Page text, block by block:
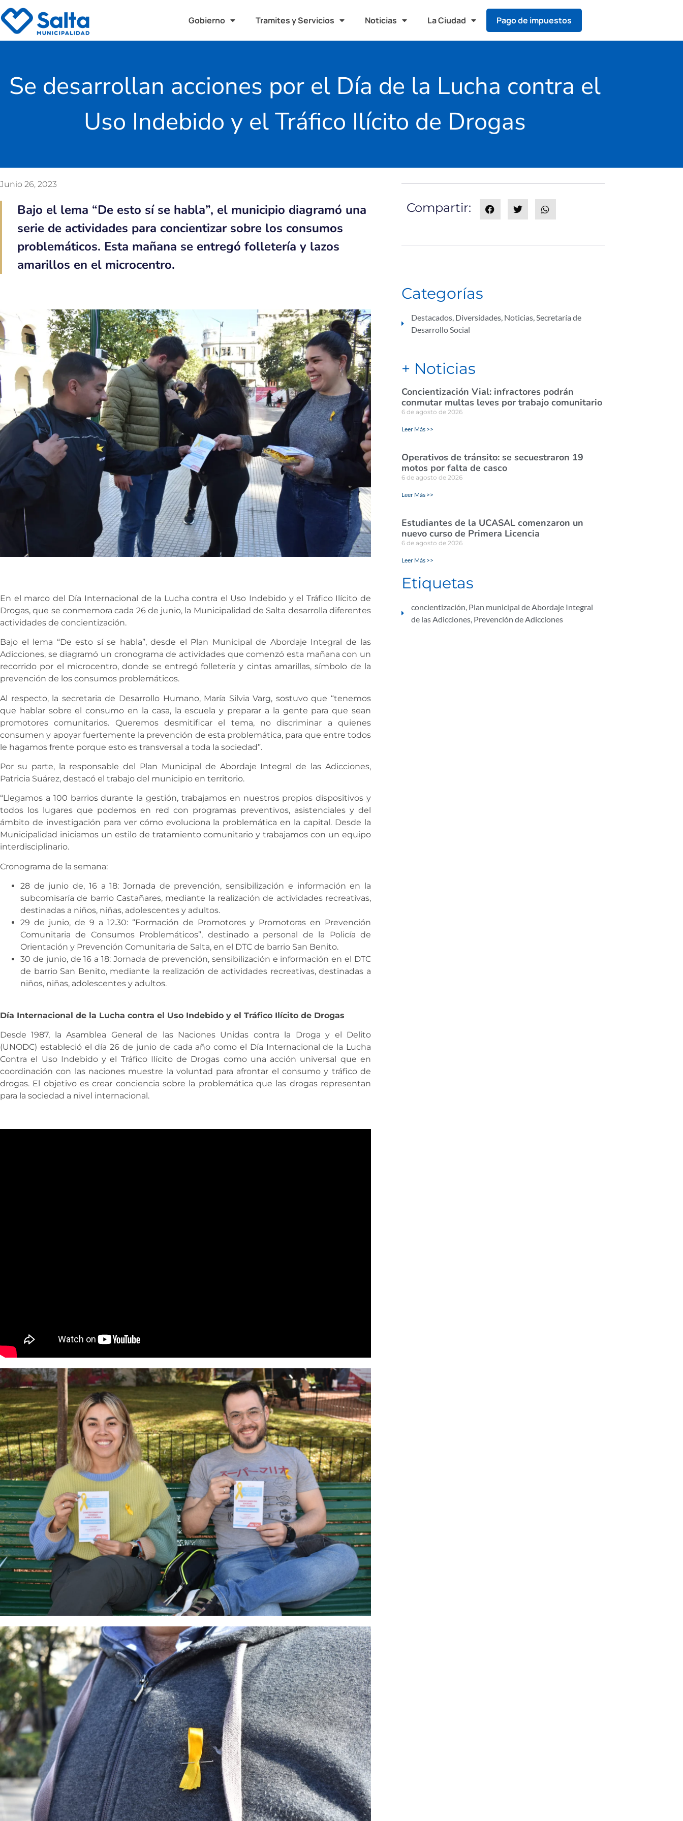
Gobierno Tramites y Servicios Noticias La Ciudad Pago de impuestos
Se desarrollan acciones por el Día de la Lucha contra el
Uso Indebido y el Tráfico Ilícito de Drogas
Junio 26, 2023
Bajo el lema “De esto sí se habla”, el municipio diagramó una
serie de actividades para concientizar sobre los consumos
problemáticos. Esta mañana se entregó folletería y lazos
amarillos en el microcentro.
En el marco del Día Internacional de la Lucha contra el Uso Indebido y el Tráfico Ilícito de
Drogas, que se conmemora cada 26 de junio, la Municipalidad de Salta desarrolla diferentes
actividades de concientización.
Bajo el lema “De esto sí se habla”, desde el Plan Municipal de Abordaje Integral de las
Adicciones, se diagramó un cronograma de actividades que comenzó esta mañana con un
recorrido por el microcentro, donde se entregó folletería y cintas amarillas, símbolo de la
prevención de los consumos problemáticos.
Al respecto, la secretaria de Desarrollo Humano, María Silvia Varg, sostuvo que “tenemos
que hablar sobre el consumo en la casa, la escuela y preparar a la gente para que sean
promotores comunitarios. Queremos desmitificar el tema, no discriminar a quienes
consumen y apoyar fuertemente la prevención de esta problemática, para que entre todos
le hagamos frente porque esto es transversal a toda la sociedad”.
Por su parte, la responsable del Plan Municipal de Abordaje Integral de las Adicciones,
Patricia Suárez, destacó el trabajo del municipio en territorio.
“Llegamos a 100 barrios durante la gestión, trabajamos en nuestros propios dispositivos y
todos los lugares que podemos en red con programas preventivos, asistenciales y del
ámbito de investigación para ver cómo evoluciona la problemática en la capital. Desde la
Municipalidad iniciamos un estilo de tratamiento comunitario y trabajamos con un equipo
interdisciplinario.
Cronograma de la semana:
28 de junio de, 16 a 18: Jornada de prevención, sensibilización e información en la
subcomisaría de barrio Castañares, mediante la realización de actividades recreativas,
destinadas a niños, niñas, adolescentes y adultos.
29 de junio, de 9 a 12.30: “Formación de Promotores y Promotoras en Prevención
Comunitaria de Consumos Problemáticos”, destinado a personal de la Policía de
Orientación y Prevención Comunitaria de Salta, en el DTC de barrio San Benito.
30 de junio, de 16 a 18: Jornada de prevención, sensibilización e información en el DTC
de barrio San Benito, mediante la realización de actividades recreativas, destinadas a
niños, niñas, adolescentes y adultos.
Día Internacional de la Lucha contra el Uso Indebido y el Tráfico Ilícito de Drogas
Desde 1987, la Asamblea General de las Naciones Unidas contra la Droga y el Delito
(UNODC) estableció el día 26 de junio de cada año como el Día Internacional de la Lucha
Contra el Uso Indebido y el Tráfico Ilícito de Drogas como una acción universal que en
coordinación con las naciones muestre la voluntad para afrontar el consumo y tráfico de
drogas. El objetivo es crear conciencia sobre la problemática que las drogas representan
para la sociedad a nivel internacional.
Compartir:
Categorías
Destacados, Diversidades, Noticias,Secretaría de
Desarrollo Social
+ Noticias
Concientización Vial: infractores podrán
conmutar multas leves por trabajo comunitario
6 de agosto de 2026
Leer Más >>
Operativos de tránsito: se secuestraron 19
motos por falta de casco
6 de agosto de 2026
Leer Más >>
Estudiantes de la UCASAL comenzaron un
nuevo curso de Primera Licencia
6 de agosto de 2026
Leer Más >>
Etiquetas
concientización, Plan municipal de Abordaje Integral
de las Adicciones, Prevención de Adicciones